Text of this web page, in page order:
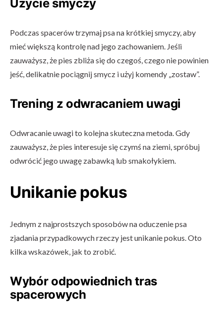
Użycie smyczy
Podczas spacerów trzymaj psa na krótkiej smyczy, aby
mieć większą kontrolę nad jego zachowaniem. Jeśli
zauważysz, że pies zbliża się do czegoś, czego nie powinien
jeść, delikatnie pociągnij smycz i użyj komendy „zostaw”.
Trening z odwracaniem uwagi
Odwracanie uwagi to kolejna skuteczna metoda. Gdy
zauważysz, że pies interesuje się czymś na ziemi, spróbuj
odwrócić jego uwagę zabawką lub smakołykiem.
Unikanie pokus
Jednym z najprostszych sposobów na oduczenie psa
zjadania przypadkowych rzeczy jest unikanie pokus. Oto
kilka wskazówek, jak to zrobić.
Wybór odpowiednich tras
spacerowych